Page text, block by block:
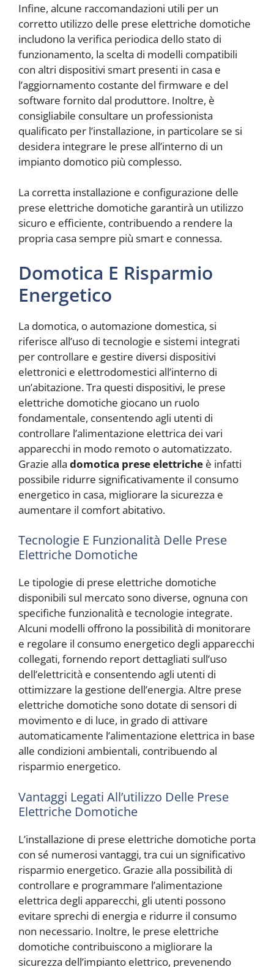
Infine, alcune raccomandazioni utili per un
corretto utilizzo delle prese elettriche domotiche
includono la verifica periodica dello stato di
funzionamento, la scelta di modelli compatibili
con altri dispositivi smart presenti in casa e
l’aggiornamento costante del firmware e del
software fornito dal produttore. Inoltre, è
consigliabile consultare un professionista
qualificato per l’installazione, in particolare se si
desidera integrare le prese all’interno di un
impianto domotico più complesso.
La corretta installazione e configurazione delle
prese elettriche domotiche garantirà un utilizzo
sicuro e efficiente, contribuendo a rendere la
propria casa sempre più smart e connessa.
Domotica E Risparmio
Energetico
La domotica, o automazione domestica, si
riferisce all’uso di tecnologie e sistemi integrati
per controllare e gestire diversi dispositivi
elettronici e elettrodomestici all’interno di
un’abitazione. Tra questi dispositivi, le prese
elettriche domotiche giocano un ruolo
fondamentale, consentendo agli utenti di
controllare l’alimentazione elettrica dei vari
apparecchi in modo remoto o automatizzato.
Grazie alla domotica prese elettriche è infatti
possibile ridurre significativamente il consumo
energetico in casa, migliorare la sicurezza e
aumentare il comfort abitativo.
Tecnologie E Funzionalità Delle Prese
Elettriche Domotiche
Le tipologie di prese elettriche domotiche
disponibili sul mercato sono diverse, ognuna con
specifiche funzionalità e tecnologie integrate.
Alcuni modelli offrono la possibilità di monitorare
e regolare il consumo energetico degli apparecchi
collegati, fornendo report dettagliati sull’uso
dell’elettricità e consentendo agli utenti di
ottimizzare la gestione dell’energia. Altre prese
elettriche domotiche sono dotate di sensori di
movimento e di luce, in grado di attivare
automaticamente l’alimentazione elettrica in base
alle condizioni ambientali, contribuendo al
risparmio energetico.
Vantaggi Legati All’utilizzo Delle Prese
Elettriche Domotiche
L’installazione di prese elettriche domotiche porta
con sé numerosi vantaggi, tra cui un significativo
risparmio energetico. Grazie alla possibilità di
controllare e programmare l’alimentazione
elettrica degli apparecchi, gli utenti possono
evitare sprechi di energia e ridurre il consumo
non necessario. Inoltre, le prese elettriche
domotiche contribuiscono a migliorare la
sicurezza dell’impianto elettrico, prevenendo